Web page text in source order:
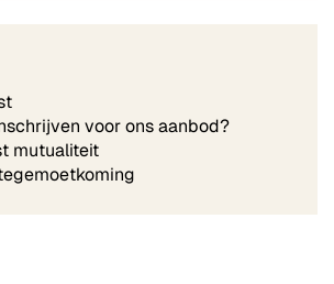
voor ons aanbod?
mutualiteit